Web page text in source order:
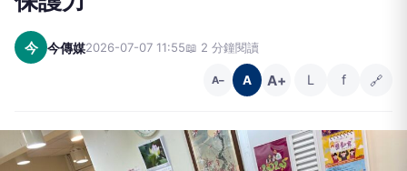
今 今傳媒2026-07-07 11:55📖 2 分鐘閱讀
A− A A+ L f 🔗